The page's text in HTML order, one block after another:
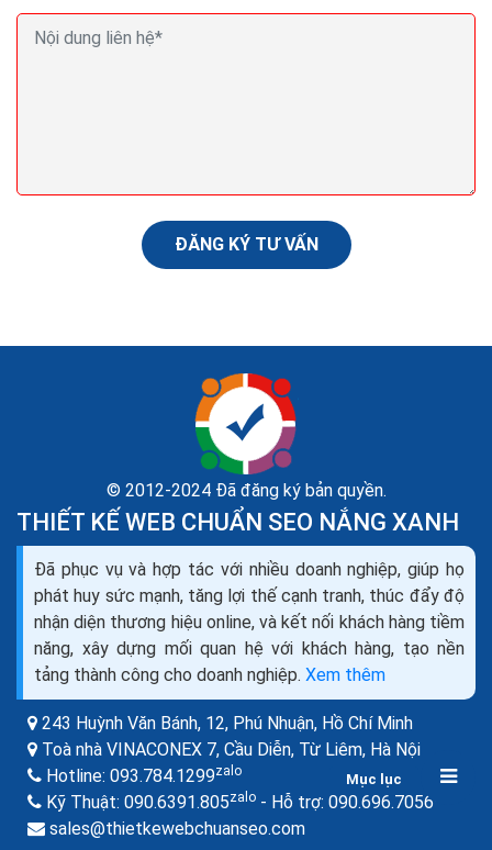
Mục lục
khóa để lên top tìm kiếm 1 cách dễ dàng.
Tăng traffic website từ instagram kéo traffic để
seo web top Google
Nếu doanh nghiệp của bạn chưa tạo ra lưu lượng truy
cập từ Instagram, bây giờ là lúc để bắt đầu mọi thứ và
bắt đầu. Hãy nhớ rằng, khi nói đến...
ĐĂNG KÝ TƯ VẤN
© 2012-2024 Đã đăng ký bản quyền.
THIẾT KẾ WEB CHUẨN SEO NẮNG XANH
Đã phục vụ và hợp tác với nhiều doanh nghiệp, giúp họ
phát huy sức mạnh, tăng lợi thế cạnh tranh, thúc đẩy độ
nhận diện thương hiệu online, và kết nối khách hàng tiềm
năng, xây dựng mối quan hệ với khách hàng, tạo nền
tảng thành công cho doanh nghiệp. Xem thêm
243 Huỳnh Văn Bánh, 12, Phú Nhuận, Hồ Chí Minh
Toà nhà VINACONEX 7, Cầu Diễn, Từ Liêm, Hà Nội
Hotline: 093.784.1299zalo
Kỹ Thuật: 090.6391.805zalo - Hỗ trợ: 090.696.7056
sales@thietkewebchuanseo.com